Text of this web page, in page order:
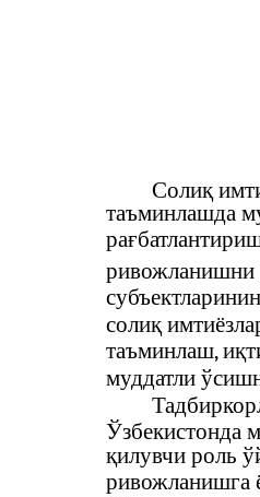
Солиқ
таъминлашда
ривожланишни
солиқ
таъминлаш,
муддатли
Ўзбекистонда
қилувчи роль
ривожланишга